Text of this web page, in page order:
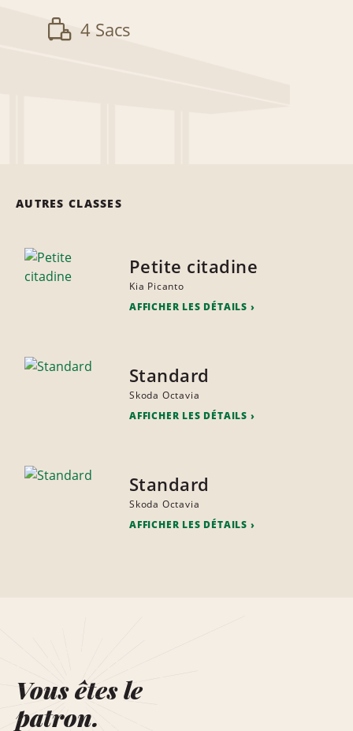
4 Sacs
AUTRES CLASSES
Petite citadine
Kia Picanto
AFFICHER LES DÉTAILS
Standard
Skoda Octavia
AFFICHER LES DÉTAILS
Standard
Skoda Octavia
AFFICHER LES DÉTAILS
Vous êtes le
patron.